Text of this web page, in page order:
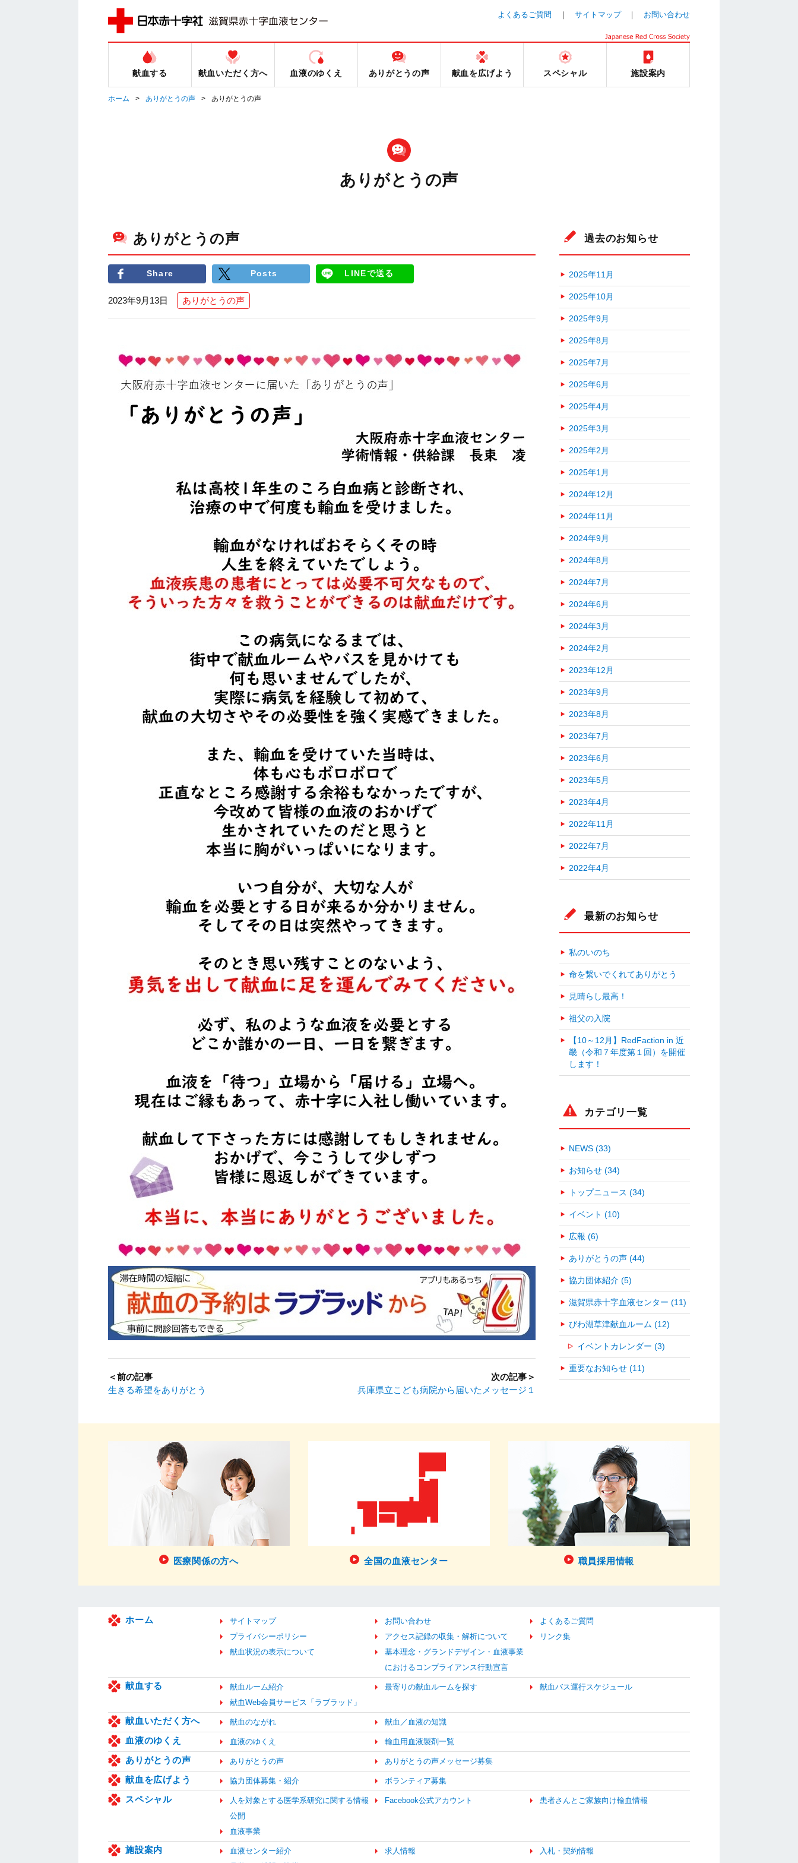
よくあるご質問 サイトマップ お問い合わせ
献血する 献血いただく方へ 血液のゆくえ ありがとうの声 献血を広げよう スペシャル 施設案内
ホーム ありがとうの声 ありがとうの声
ありがとうの声
ありがとうの声
Share Posts LINEで送る
2023年9月13日 ありがとうの声
＜前の記事
生きる希望をありがとう
次の記事＞
兵庫県立こども病院から届いたメッセージ１
過去のお知らせ
2025年11月
2025年10月
2025年9月
2025年8月
2025年7月
2025年6月
2025年4月
2025年3月
2025年2月
2025年1月
2024年12月
2024年11月
2024年9月
2024年8月
2024年7月
2024年6月
2024年3月
2024年2月
2023年12月
2023年9月
2023年8月
2023年7月
2023年6月
2023年5月
2023年4月
2022年11月
2022年7月
2022年4月
最新のお知らせ
私のいのち
命を繋いでくれてありがとう
見晴らし最高！
祖父の入院
【10～12月】RedFaction in 近
畿（令和７年度第１回）を開催
します！
カテゴリ一覧
NEWS (33)
お知らせ (34)
トップニュース (34)
イベント (10)
広報 (6)
ありがとうの声 (44)
協力団体紹介 (5)
滋賀県赤十字血液センター (11)
びわ湖草津献血ルーム (12)
イベントカレンダー (3)
重要なお知らせ (11)
医療関係の方へ 全国の血液センター 職員採用情報
ホーム サイトマップ お問い合わせ
よくあるご質問
プライバシーポリシー
アクセス記録の収集・解析について
リンク集
献血状況の表示について
基本理念・グランドデザイン・血液事業
におけるコンプライアンス行動宣言
献血する 献血ルーム紹介 最寄りの献血ルームを探す
献血バス運行スケジュール
献血Web会員サービス「ラブラッド」
献血いただく方へ 献血のながれ 献血／血液の知識
血液のゆくえ 血液のゆくえ 輸血用血液製剤一覧
ありがとうの声 ありがとうの声 ありがとうの声メッセージ募集
献血を広げよう 協力団体募集・紹介 ボランティア募集
スペシャル
人を対象とする医学系研究に関する情報
公開
Facebook公式アカウント 患者さんとご家族向け輸血情報
血液事業
施設案内 血液センター紹介 求人情報
入札・契約情報